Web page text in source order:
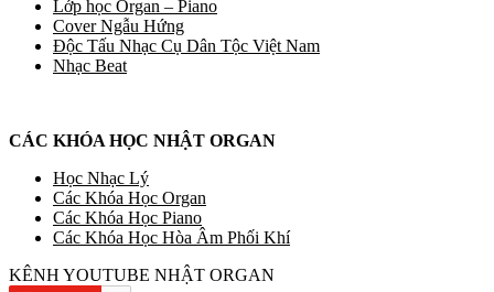
Lớp học Organ – Piano
Cover Ngẫu Hứng
Độc Tấu Nhạc Cụ Dân Tộc Việt Nam
Nhạc Beat
CÁC KHÓA HỌC NHẬT ORGAN
Học Nhạc Lý
Các Khóa Học Organ
Các Khóa Học Piano
Các Khóa Học Hòa Âm Phối Khí
KÊNH YOUTUBE NHẬT ORGAN